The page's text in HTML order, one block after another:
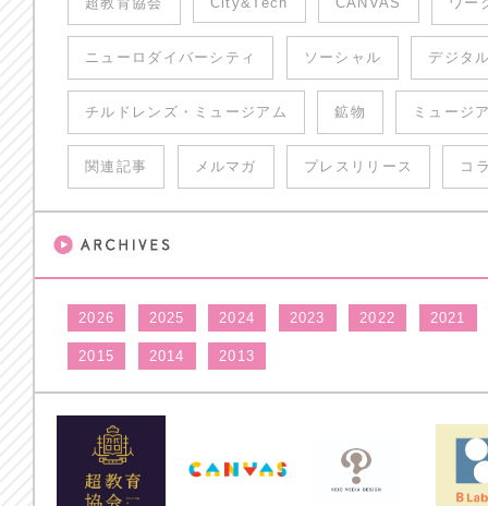
ニューロダイバーシティ ソーシャル デジタ
チルドレンズ・ミュージアム 鉱物 ミュージ
関連記事 メルマガ プレスリリース コ
2026 2025 2024 2023 2022 2021
2015 2014 2013